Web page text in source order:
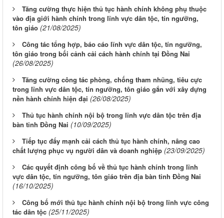
Tăng cường thực hiện thủ tục hành chính không phụ thuộc
vào địa giới hành chính trong lĩnh vực dân tộc, tín ngưỡng,
tôn giáo (21/08/2025)
Công tác tổng hợp, báo cáo lĩnh vực dân tộc, tín ngưỡng,
tôn giáo trong bối cảnh cải cách hành chính tại Đồng Nai
(26/08/2025)
Tăng cường công tác phòng, chống tham nhũng, tiêu cực
trong lĩnh vực dân tộc, tín ngưỡng, tôn giáo gắn với xây dựng
nền hành chính hiện đại (26/08/2025)
Thủ tục hành chính nội bộ trong lĩnh vực dân tộc trên địa
bàn tỉnh Đồng Nai (10/09/2025)
Tiếp tục đẩy mạnh cải cách thủ tục hành chính, nâng cao
chất lượng phục vụ người dân và doanh nghiệp (23/09/2025)
Các quyết định công bố về thủ tục hành chính trong lĩnh
vực dân tộc, tín ngưỡng, tôn giáo trên địa bàn tỉnh Đồng Nai
(16/10/2025)
Công bố mới thủ tục hành chính nội bộ trong lĩnh vực công
tác dân tộc (25/11/2025)